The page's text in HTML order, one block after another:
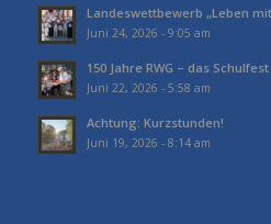
Landeswettbewerb „Leben
Juni 24, 2026 - 9:05 am
150 Jahre RWG – das Schulfest
Juni 22, 2026 - 5:58 am
Achtung: Kurzstunden!
Juni 19, 2026 - 8:14 am